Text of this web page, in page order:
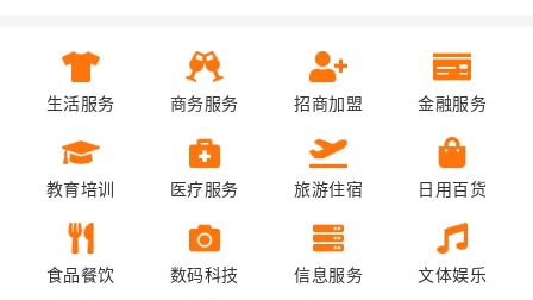
生活服务 商务服务 招商加盟 金融服务
教育培训 医疗服务 旅游住宿 日用百货
食品餐饮 数码科技 信息服务 文体娱乐